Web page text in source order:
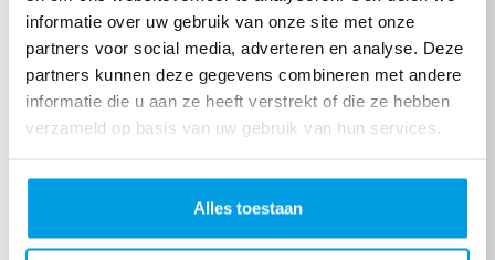
informatie over uw gebruik van onze site met onze
partners voor social media, adverteren en analyse. Deze
partners kunnen deze gegevens combineren met andere
informatie die u aan ze heeft verstrekt of die ze hebben
verzameld op basis van uw gebruik van hun services.
Alles toestaan